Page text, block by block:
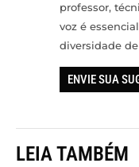
professor,
voz é
diversidade
ENVIE SUA
LEIA TAMBÉM